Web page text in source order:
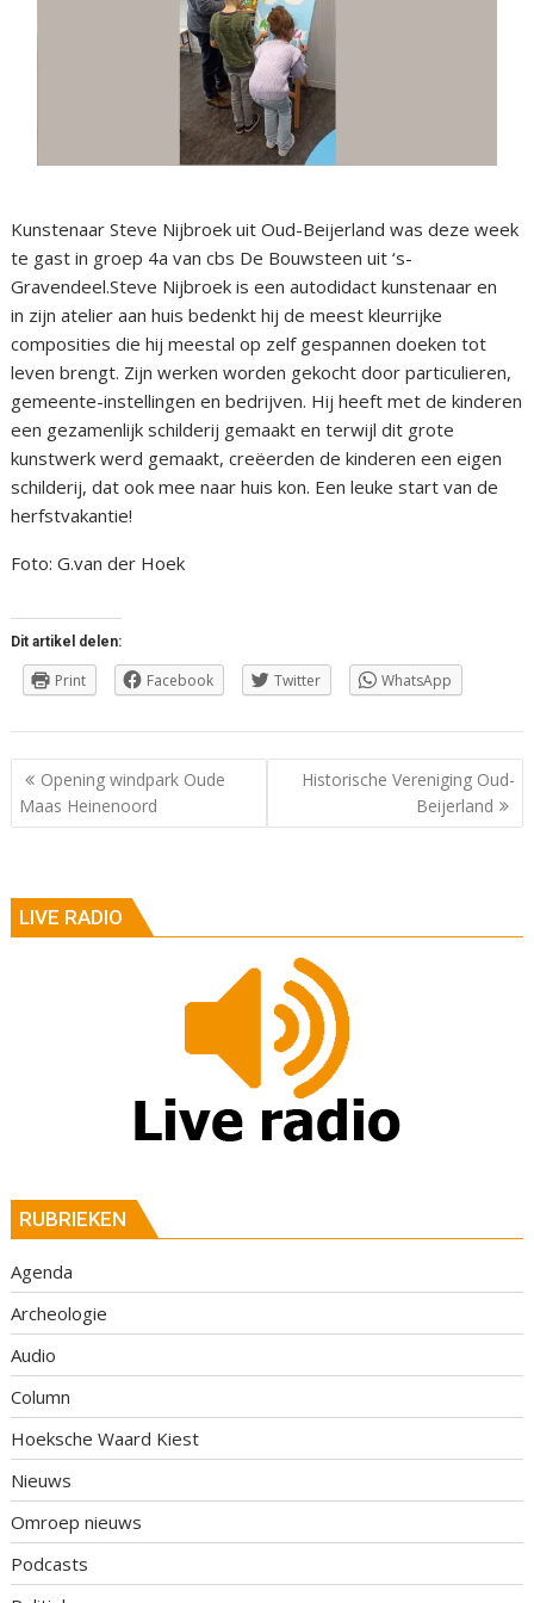
Kunstenaar Steve Nijbroek uit Oud-Beijerland was deze week
te gast in groep 4a van cbs De Bouwsteen uit ‘s-
Gravendeel.Steve Nijbroek is een autodidact kunstenaar en
in zijn atelier aan huis bedenkt hij de meest kleurrijke
composities die hij meestal op zelf gespannen doeken tot
leven brengt. Zijn werken worden gekocht door particulieren,
gemeente-instellingen en bedrijven. Hij heeft met de kinderen
een gezamenlijk schilderij gemaakt en terwijl dit grote
kunstwerk werd gemaakt, creëerden de kinderen een eigen
schilderij, dat ook mee naar huis kon. Een leuke start van de
herfstvakantie!
Foto: G.van der Hoek
Dit artikel delen:
Print Facebook Twitter WhatsApp
Berichtnavigatie
Opening windpark Oude
Maas Heinenoord
Historische Vereniging Oud-
Beijerland
LIVE RADIO
RUBRIEKEN
Agenda
Archeologie
Audio
Column
Hoeksche Waard Kiest
Nieuws
Omroep nieuws
Podcasts